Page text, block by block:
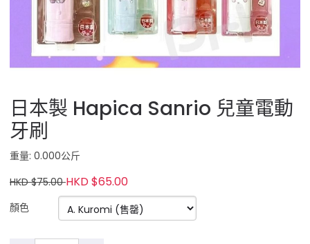
日本製 Hapica Sanrio 兒童電動
牙刷
重量: 0.000公斤
HKD $75.00HKD $65.00
顏色